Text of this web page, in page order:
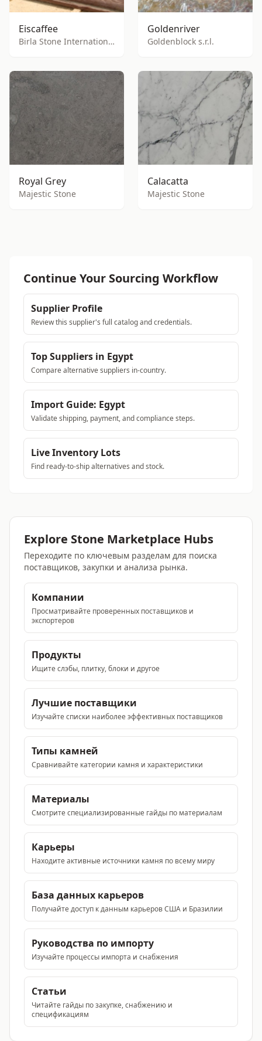
Eiscaffee
Birla Stone International
Goldenriver
Goldenblock s.r.l.
Royal Grey
Majestic Stone
Calacatta
Majestic Stone
Continue Your Sourcing Workflow
Supplier Profile
Review this supplier's full catalog and credentials.
Top Suppliers in Egypt
Compare alternative suppliers in-country.
Import Guide: Egypt
Validate shipping, payment, and compliance steps.
Live Inventory Lots
Find ready-to-ship alternatives and stock.
Explore Stone Marketplace Hubs
Переходите по ключевым разделам для поиска
поставщиков, закупки и анализа рынка.
Компании
Просматривайте проверенных поставщиков и
экспортеров
Продукты
Ищите слэбы, плитку, блоки и другое
Лучшие поставщики
Изучайте списки наиболее эффективных поставщиков
Типы камней
Сравнивайте категории камня и характеристики
Материалы
Смотрите специализированные гайды по материалам
Карьеры
Находите активные источники камня по всему миру
База данных карьеров
Получайте доступ к данным карьеров США и Бразилии
Руководства по импорту
Изучайте процессы импорта и снабжения
Статьи
Читайте гайды по закупке, снабжению и
спецификациям